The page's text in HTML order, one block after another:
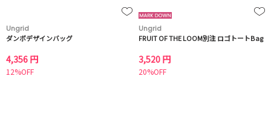
Ungrid
ダンボデザインバッグ
4,356 円
12%OFF
Ungrid
FRUIT OF THE LOOM別注 ロゴトートBag
3,520 円
20%OFF